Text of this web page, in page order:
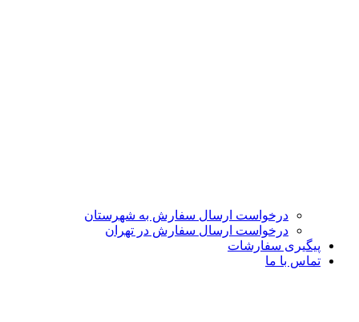
درخواست ارسال سفارش به شهرستان
درخواست ارسال سفارش در تهران
پیگیری سفارشات
تماس با ما